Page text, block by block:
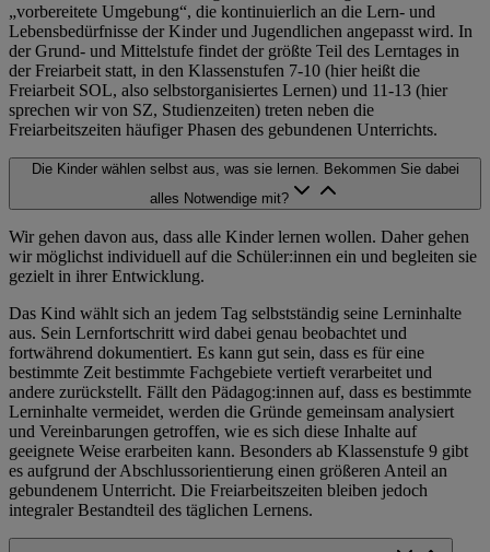
„vorbereitete Umgebung“, die kontinuierlich an die Lern- und
Lebensbedürfnisse der Kinder und Jugendlichen angepasst wird. In
der Grund- und Mittelstufe findet der größte Teil des Lerntages in
der Freiarbeit statt, in den Klassenstufen 7-10 (hier heißt die
Freiarbeit SOL, also selbstorganisiertes Lernen) und 11-13 (hier
sprechen wir von SZ, Studienzeiten) treten neben die
Freiarbeitszeiten häufiger Phasen des gebundenen Unterrichts.
Die Kinder wählen selbst aus, was sie lernen. Bekommen Sie dabei
alles Notwendige mit?
Wir gehen davon aus, dass alle Kinder lernen wollen. Daher gehen
wir möglichst individuell auf die Schüler:innen ein und begleiten sie
gezielt in ihrer Entwicklung.
Das Kind wählt sich an jedem Tag selbstständig seine Lerninhalte
aus. Sein Lernfortschritt wird dabei genau beobachtet und
fortwährend dokumentiert. Es kann gut sein, dass es für eine
bestimmte Zeit bestimmte Fachgebiete vertieft verarbeitet und
andere zurückstellt. Fällt den Pädagog:innen auf, dass es bestimmte
Lerninhalte vermeidet, werden die Gründe gemeinsam analysiert
und Vereinbarungen getroffen, wie es sich diese Inhalte auf
geeignete Weise erarbeiten kann. Besonders ab Klassenstufe 9 gibt
es aufgrund der Abschlussorientierung einen größeren Anteil an
gebundenem Unterricht. Die Freiarbeitszeiten bleiben jedoch
integraler Bestandteil des täglichen Lernens.